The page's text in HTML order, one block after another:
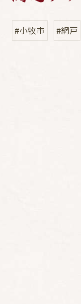
#小牧市 #網戸